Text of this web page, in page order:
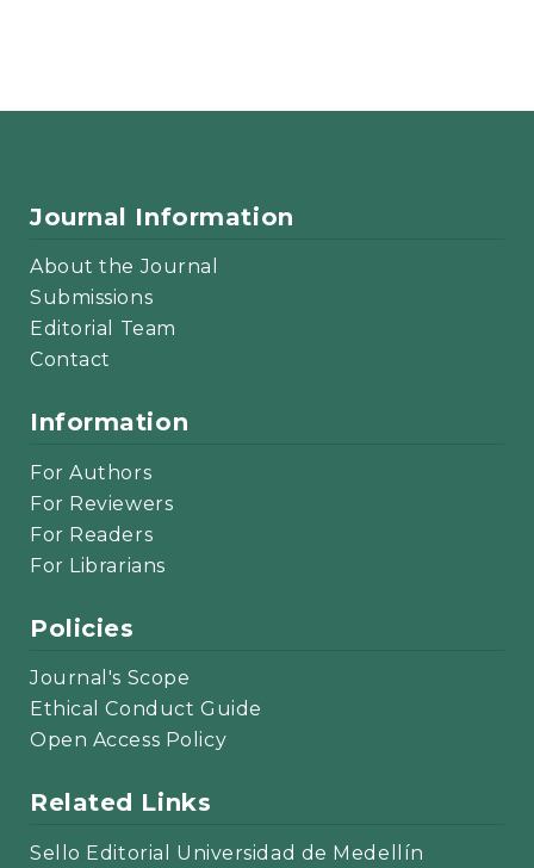
Journal Information
About the Journal
Submissions
Editorial Team
Contact
Information
For Authors
For Reviewers
For Readers
For Librarians
Policies
Journal's Scope
Ethical Conduct Guide
Open Access Policy
Related Links
Sello Editorial Universidad de Medellín